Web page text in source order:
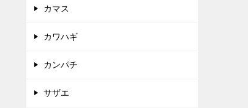
カマス
カワハギ
カンパチ
サザエ